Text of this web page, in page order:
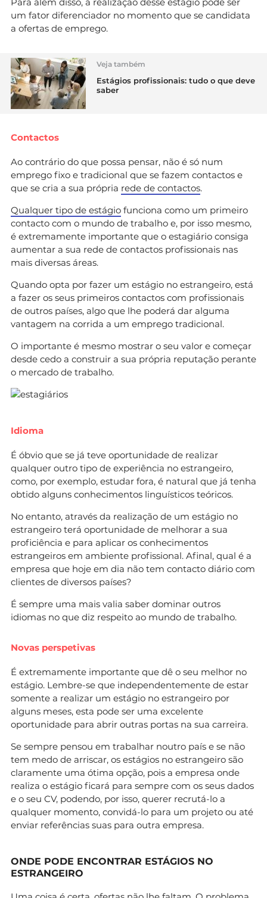
um fator diferenciador no momento que se candidata
a ofertas de emprego.
Veja também
Estágios profissionais: tudo o que deve
saber
Contactos
Ao contrário do que possa pensar, não é só num
emprego fixo e tradicional que se fazem contactos e
que se cria a sua própria rede de contactos.
Qualquer tipo de estágio funciona como um primeiro
contacto com o mundo de trabalho e, por isso mesmo,
é extremamente importante que o estagiário consiga
aumentar a sua rede de contactos profissionais nas
mais diversas áreas.
Quando opta por fazer um estágio no estrangeiro, está
a fazer os seus primeiros contactos com profissionais
de outros países, algo que lhe poderá dar alguma
vantagem na corrida a um emprego tradicional.
O importante é mesmo mostrar o seu valor e começar
desde cedo a construir a sua própria reputação perante
o mercado de trabalho.
Idioma
É óbvio que se já teve oportunidade de realizar
qualquer outro tipo de experiência no estrangeiro,
como, por exemplo, estudar fora, é natural que já tenha
obtido alguns conhecimentos linguísticos teóricos.
No entanto, através da realização de um estágio no
estrangeiro terá oportunidade de melhorar a sua
proficiência e para aplicar os conhecimentos
estrangeiros em ambiente profissional. Afinal, qual é a
empresa que hoje em dia não tem contacto diário com
clientes de diversos países?
É sempre uma mais valia saber dominar outros
idiomas no que diz respeito ao mundo de trabalho.
Novas perspetivas
É extremamente importante que dê o seu melhor no
estágio. Lembre-se que independentemente de estar
somente a realizar um estágio no estrangeiro por
alguns meses, esta pode ser uma excelente
oportunidade para abrir outras portas na sua carreira.
Se sempre pensou em trabalhar noutro país e se não
tem medo de arriscar, os estágios no estrangeiro são
claramente uma ótima opção, pois a empresa onde
realiza o estágio ficará para sempre com os seus dados
e o seu CV, podendo, por isso, querer recrutá-lo a
qualquer momento, convidá-lo para um projeto ou até
enviar referências suas para outra empresa.
ONDE PODE ENCONTRAR ESTÁGIOS NO
ESTRANGEIRO